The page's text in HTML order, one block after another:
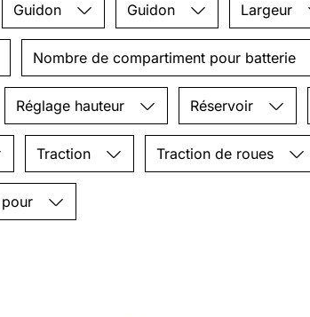
Guidon Guidon Largeur
Nombre de compartiment pour batterie
Réglage hauteur Réservoir
Traction Traction de roues